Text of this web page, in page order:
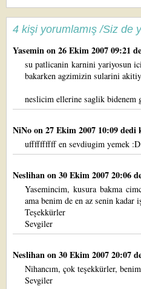
4 kişi yorumlamış /Siz de
Yaseminon 26 Ekim 2007 09:21
su patlicanin karnini yariyosun
bakarken agzimizin sularini
neslicim ellerine saglik
NiNoon 27 Ekim 2007 10:09 dedi
uffffffffff en sevdiugim yemek :D
Neslihanon 30 Ekim 2007 20:06
Yasemincim, kusura bakma
ama benim de en az senin kadar
Teşekkürler
Sevgiler
Neslihanon 30 Ekim 2007 20:07
Nihancım, çok teşekkürler,
Sevgiler